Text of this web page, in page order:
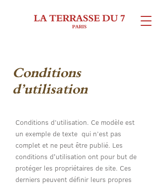
Conditions
d’utilisation
Conditions d’utilisation. Ce modèle est
un exemple de texte qui n’est pas
complet et ne peut être publié. Les
conditions d'utilisation ont pour but de
protéger les propriétaires de site. Ces
derniers peuvent définir leurs propres